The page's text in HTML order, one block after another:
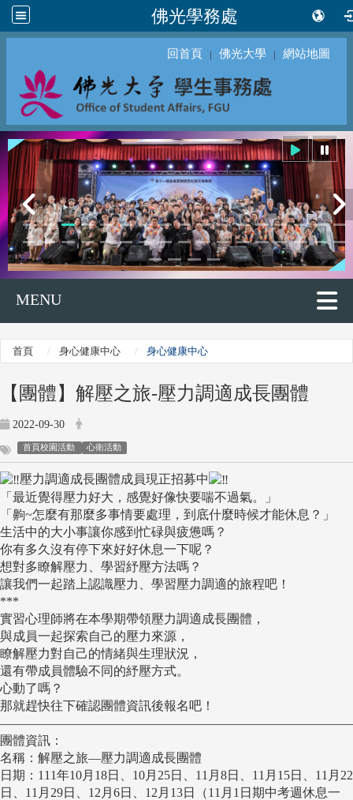
佛光學務處
回首頁 ｜ 佛光大學 ｜ 網站地圖
MENU
首頁 身心健康中心 身心健康中心
【團體】解壓之旅-壓力調適成長團體
2022-09-30
首頁校園活動 心衛活動
壓力調適成長團體成員現正招募中
「最近覺得壓力好大，感覺好像快要喘不過氣。」
「齁~怎麼有那麼多事情要處理，到底什麼時候才能休息？」
生活中的大小事讓你感到忙碌與疲憊嗎？
你有多久沒有停下來好好休息一下呢？
想對多瞭解壓力、學習紓壓方法嗎？
讓我們一起踏上認識壓力、學習壓力調適的旅程吧！
***
實習心理師將在本學期帶領壓力調適成長團體，
與成員一起探索自己的壓力來源，
瞭解壓力對自己的情緒與生理狀況，
還有帶成員體驗不同的紓壓方式。
心動了嗎？
那就趕快往下確認團體資訊後報名吧！
團體資訊：
名稱：解壓之旅—壓力調適成長團體
日期：111年10月18日、10月25日、11月8日、11月15日、11月22
日、11月29日、12月6日、12月13日（11月1日期中考週休息一